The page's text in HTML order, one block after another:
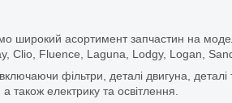
широкий асортимент запчастин на
Clio, Fluence, Laguna, Lodgy, Logan,
фільтри, деталі двигуна, деталі
електрику та освітлення.